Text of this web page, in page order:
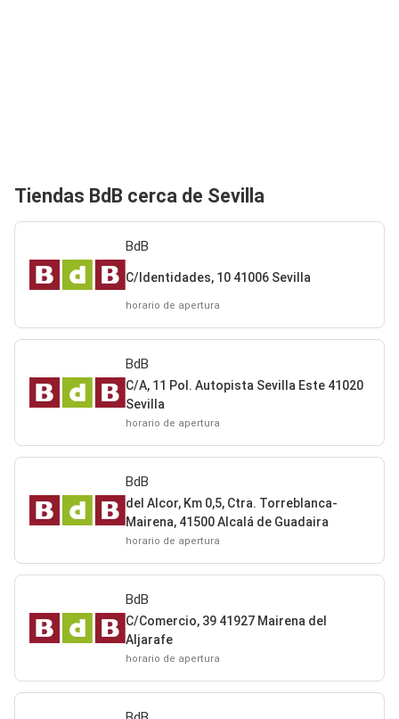
Tiendas BdB cerca de Sevilla
BdB
C/Identidades, 10 41006 Sevilla
horario de apertura
BdB
C/A, 11 Pol. Autopista Sevilla Este 41020
Sevilla
horario de apertura
BdB
del Alcor, Km 0,5, Ctra. Torreblanca-
Mairena, 41500 Alcalá de Guadaira
horario de apertura
BdB
C/Comercio, 39 41927 Mairena del
Aljarafe
horario de apertura